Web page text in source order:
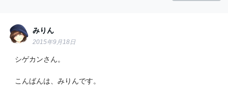
みりん
2015年9月18日
シゲカンさん。
こんばんは、みりんです。